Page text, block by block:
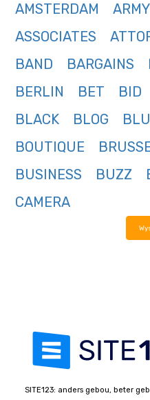
AMSTERDAM
ARMY
ASSOCIATES
BAND
BARGAINS
BERLIN
BET BID
BLACK
BLOG
BOUTIQUE
BUSINESS
BUZZ
CAMERA
SITE123: anders gebou, beter